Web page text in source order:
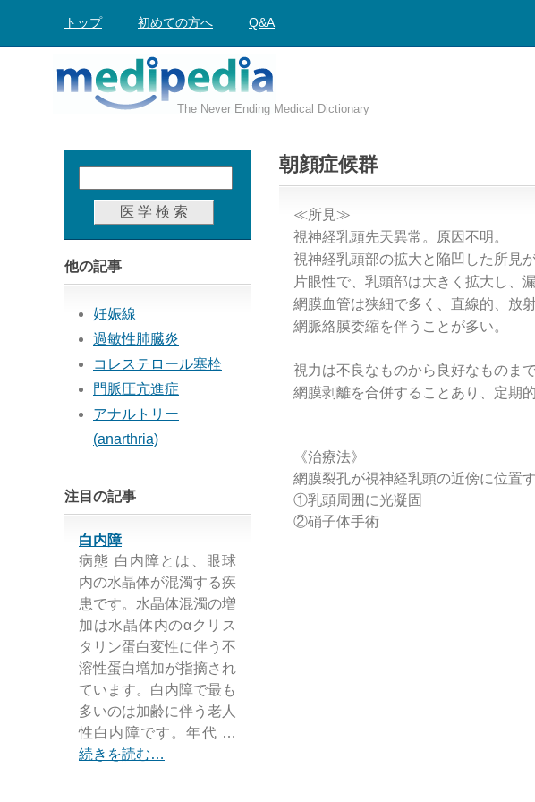
朝顔症候群
≪所見≫
視神経乳頭先天異常。原因不明。
視神経乳頭部の拡大と陥凹した所見
片眼性で、乳頭部は大きく拡大し、
網膜血管は狭細で多く、直線的、放射
網脈絡膜委縮を伴うことが多い。
視力は不良なものから良好なものまで
網膜剥離を合併することあり、定期
《治療法》
網膜裂孔が視神経乳頭の近傍に位置
①乳頭周囲に光凝固
②硝子体手術
他の記事
妊娠線
過敏性肺臓炎
コレステロール塞栓
門脈圧亢進症
アナルトリー
(anarthria)
注目の記事
白内障
病態 白内障とは、眼球
内の水晶体が混濁する疾
患です。水晶体混濁の増
加は水晶体内のαクリス
タリン蛋白変性に伴う不
溶性蛋白増加が指摘され
ています。白内障で最も
多いのは加齢に伴う老人
性白内障です。年代 …
続きを読む…
トップ 初めての方へ Q&A
The Never Ending Medical Dictionary